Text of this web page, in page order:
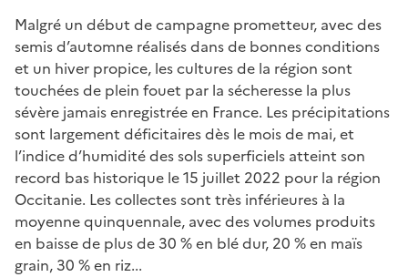
Malgré un début de campagne prometteur, avec des
semis d’automne réalisés dans de bonnes conditions
et un hiver propice, les cultures de la région sont
touchées de plein fouet par la sécheresse la plus
sévère jamais enregistrée en France. Les précipitations
sont largement déficitaires dès le mois de mai, et
l’indice d’humidité des sols superficiels atteint son
record bas historique le 15 juillet 2022 pour la région
Occitanie. Les collectes sont très inférieures à la
moyenne quinquennale, avec des volumes produits
en baisse de plus de 30 % en blé dur, 20 % en maïs
grain, 30 % en riz...